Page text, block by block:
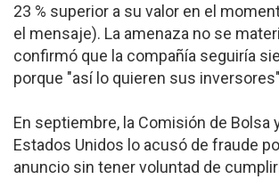
23 % superior a su valor en el
el mensaje). La amenaza no se
confirmó que la compañía seguiría
porque "así lo quieren sus
En septiembre, la Comisión de Bolsa
Estados Unidos lo acusó de fraude
anuncio sin tener voluntad de